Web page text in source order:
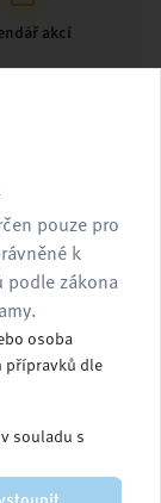
akcí
pouze pro
k
podle zákona
osoba
přípravků dle
souladu s